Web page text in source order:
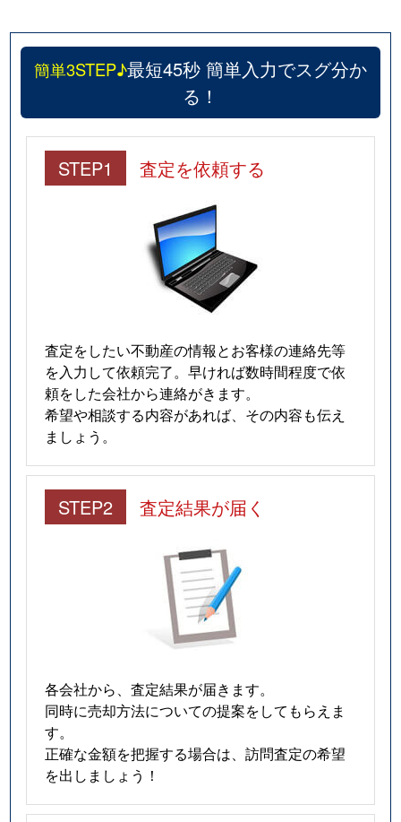
簡単3STEP♪最短45秒 簡単入力でスグ分か
る！
STEP1 査定を依頼する
査定をしたい不動産の情報とお客様の連絡先等
を入力して依頼完了。早ければ数時間程度で依
頼をした会社から連絡がきます。
希望や相談する内容があれば、その内容も伝え
ましょう。
STEP2 査定結果が届く
各会社から、査定結果が届きます。
同時に売却方法についての提案をしてもらえま
す。
正確な金額を把握する場合は、訪問査定の希望
を出しましょう！